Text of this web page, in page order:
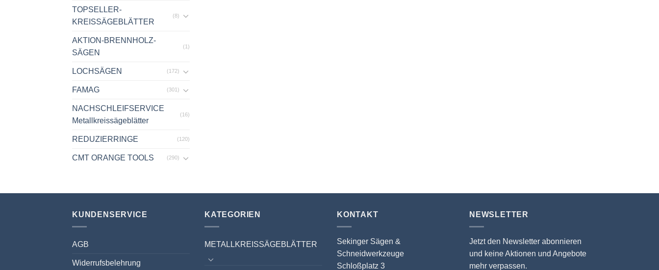
TOPSELLER-
KREISSÄGEBLÄTTER
(8)
AKTION-BRENNHOLZ-
SÄGEN
(1)
LOCHSÄGEN (172)
FAMAG (301)
NACHSCHLEIFSERVICE
Metallkreissägeblätter
(16)
REDUZIERRINGE (120)
CMT ORANGE TOOLS (290)
KUNDENSERVICE
AGB
Widerrufsbelehrung
KATEGORIEN
METALLKREISSÄGEBLÄTTER
KONTAKT
Sekinger Sägen &
Schneidwerkzeuge
Schloßplatz 3
NEWSLETTER
Jetzt den Newsletter abonnieren
und keine Aktionen und Angebote
mehr verpassen.